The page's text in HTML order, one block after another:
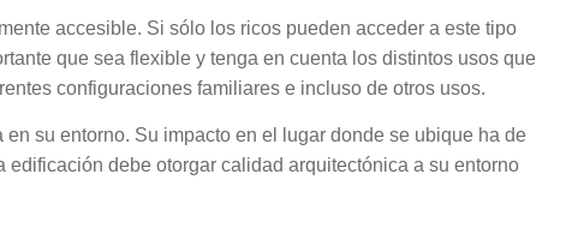
accesible. Si sólo los ricos pueden acceder a este tipo
que sea flexible y tenga en cuenta los distintos usos que
configuraciones familiares e incluso de otros usos.
su entorno. Su impacto en el lugar donde se ubique ha de
debe otorgar calidad arquitectónica a su entorno